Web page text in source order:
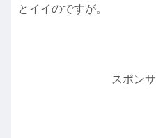
とイイのですが。
スポン